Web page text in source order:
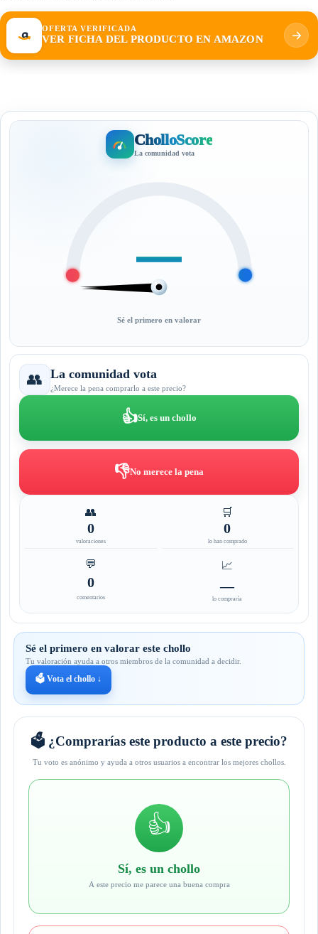
OFERTA VERIFICADA
VER FICHA DEL PRODUCTO EN AMAZON
CholloScore
La comunidad vota
—
Sé el primero en valorar
👥 La comunidad vota
¿Merece la pena comprarlo a este precio?
👍Sí, es un chollo
👎No merece la pena
👥
0
valoraciones
🛒
0
lo han comprado
💬
0
comentarios
📈
—
lo compraría
Sé el primero en valorar este chollo
Tu valoración ayuda a otros miembros de la comunidad a decidir.
🗳️ Vota el chollo ↓
🗳️ ¿Comprarías este producto a este precio?
Tu voto es anónimo y ayuda a otros usuarios a encontrar los mejores chollos.
👍
Sí, es un chollo
A este precio me parece una buena compra